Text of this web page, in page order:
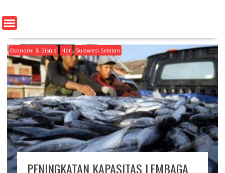
e
n
Ekonomi & Bisnis Hot Sulawesi Selatan
PENINGKATAN KAPASITAS LEMBAGA